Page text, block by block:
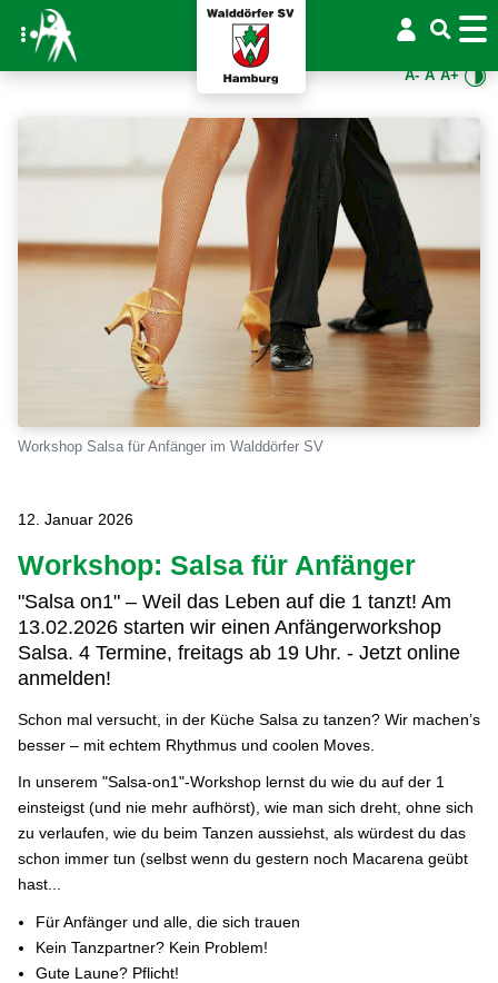
A- A A+
Workshop Salsa für Anfänger im Walddörfer SV
12. Januar 2026
Workshop: Salsa für Anfänger
"Salsa on1" – Weil das Leben auf die 1 tanzt! Am
13.02.2026 starten wir einen Anfängerworkshop
Salsa. 4 Termine, freitags ab 19 Uhr. - Jetzt online
anmelden!
Schon mal versucht, in der Küche Salsa zu tanzen? Wir machen’s
besser – mit echtem Rhythmus und coolen Moves.
In unserem "Salsa-on1"-Workshop lernst du wie du auf der 1
einsteigst (und nie mehr aufhörst), wie man sich dreht, ohne sich
zu verlaufen, wie du beim Tanzen aussiehst, als würdest du das
schon immer tun (selbst wenn du gestern noch Macarena geübt
hast...
Für Anfänger und alle, die sich trauen
Kein Tanzpartner? Kein Problem!
Gute Laune? Pflicht!